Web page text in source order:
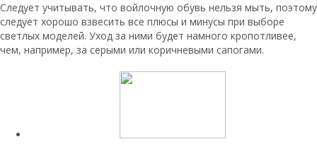
Следует учитывать, что войлочную обувь нельзя мыть, поэтому
следует хорошо взвесить все плюсы и минусы при выборе
светлых моделей. Уход за ними будет намного кропотливее,
чем, например, за серыми или коричневыми сапогами.